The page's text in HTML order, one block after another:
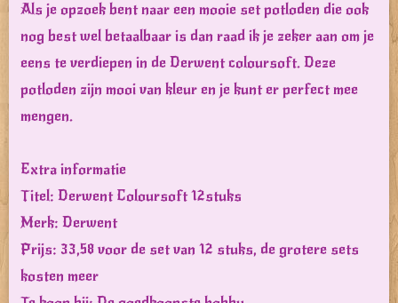
Als je opzoek bent naar een mooie set potloden die ook
nog best wel betaalbaar is dan raad ik je zeker aan om je
eens te verdiepen in de Derwent coloursoft. Deze
potloden zijn mooi van kleur en je kunt er perfect mee
mengen.
Extra informatie
Titel: Derwent Coloursoft 12stuks
Merk: Derwent
Prijs: 33,58 voor de set van 12 stuks, de grotere sets
kosten meer